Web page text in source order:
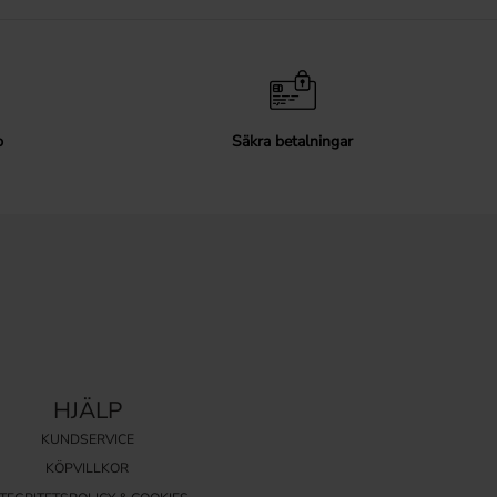
Säkra betalningar
HJÄLP
KUNDSERVICE
KÖPVILLKOR